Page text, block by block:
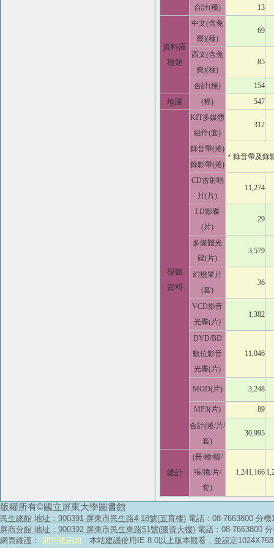
合計(種) 13
資料庫
種類
中文(含免
費)(種)
69
西文(含免
費)(種)
85
合計(種) 154
地圖 (幅) 547
視聽
資料
KIT多媒體
組件(套)
312
錄音帶(捲)
＊錄音帶及錄
錄影帶(捲)
CD雷射唱
片(片)
11,274
LD影碟
(片)
29
多媒體光
碟(片)
3,579
幻燈單片
(套)
36
VCD影音
光碟(片)
1,382
DVD/BD
數位影音
光碟(片)
11,046
MOD(片) 3,248
MP3(片)
89
合計(捲/片/
套)
30,995
總計
(冊/種/幅/
張/捲/片/
套)
1,241,166
版權所有©國立屏東大學圖書館
民生總館 地址：900391 屏東市民生路4-18號(五育樓) 電話：08-7663800 分
屏商分館 地址：900392 屏東市民生東路51號(圖資大樓) 電話：08-7663800
網頁維護： 期刊資訊組 本站建議使用IE 8.0以上版本觀看，並設定